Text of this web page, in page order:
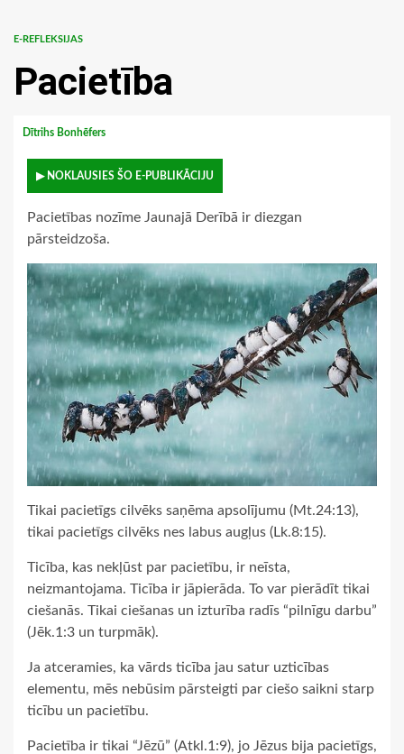
E-REFLEKSIJAS
Pacietība
Dītrihs Bonhēfers
▶ NOKLAUSIES ŠO E-PUBLIKĀCIJU
Pacietības nozīme Jaunajā Derībā ir diezgan
pārsteidzoša.
Tikai pacietīgs cilvēks saņēma apsolījumu (Mt.24:13),
tikai pacietīgs cilvēks nes labus augļus (Lk.8:15).
Ticība, kas nekļūst par pacietību, ir neīsta,
neizmantojama. Ticība ir jāpierāda. To var pierādīt tikai
ciešanās. Tikai ciešanas un izturība radīs “pilnīgu darbu”
(Jēk.​​1:3 un turpmāk).
Ja atceramies, ka vārds ticība jau satur uzticības
elementu, mēs nebūsim pārsteigti par ciešo saikni starp
ticību un pacietību.
Pacietība ir tikai “Jēzū” (Atkl.1:9), jo Jēzus bija pacietīgs,